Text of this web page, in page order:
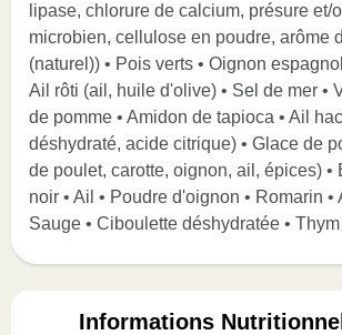
lipase, chlorure de calcium, présure et/
microbien, cellulose en poudre, arôme
(naturel)) • Pois verts • Oignon
Ail rôti (ail, huile d'olive) • Sel de mer •
de pomme • Amidon de tapioca • Ail
déshydraté, acide citrique) • Glace de
de poulet, carotte, oignon, ail, épices) •
noir • Ail • Poudre d'oignon • Romarin •
Sauge • Ciboulette déshydratée • Thym
Informations